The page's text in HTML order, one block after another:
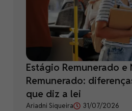
Estágio Remunerado e
Remunerado:
que diz a lei
Ariadni Siqueira 31/07/2026